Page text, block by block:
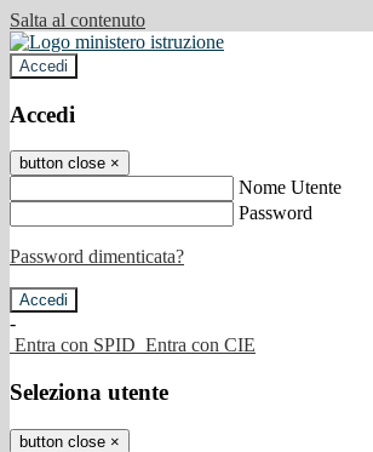
Salta al contenuto
Accedi
Accedi
button close ×
Nome Utente
Password
Password dimenticata?
-
Entra con SPID Entra con CIE
Seleziona utente
button close ×